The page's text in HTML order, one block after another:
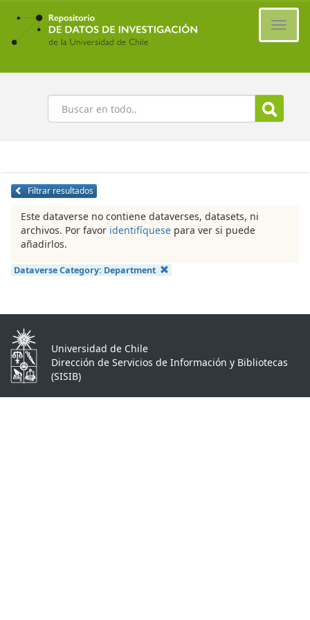
Ir
contenido
principal
Buscar
Filtrar resultados
Este dataverse no contiene dataverses, datasets, ni
archivos. Por favor identifíquese para ver si puede
añadirlos.
Dataverse Category: Department
Universidad de Chile
Dirección de Servicios de Información y Bibliotecas
(SISIB)